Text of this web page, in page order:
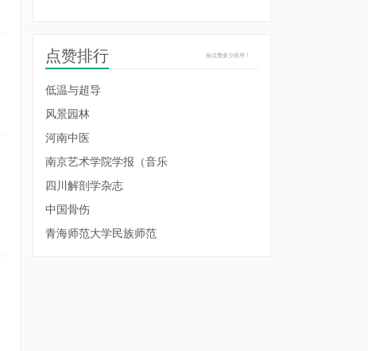
按点赞多少排序！
点赞排行
低温与超导
风景园林
河南中医
南京艺术学院学报（音乐
四川解剖学杂志
中国骨伤
青海师范大学民族师范